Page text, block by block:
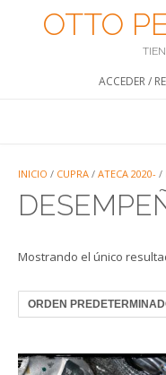
OTTO
ACCEDER /
INICIO / CUPRA / ATECA 2020- /
Mostrando el único